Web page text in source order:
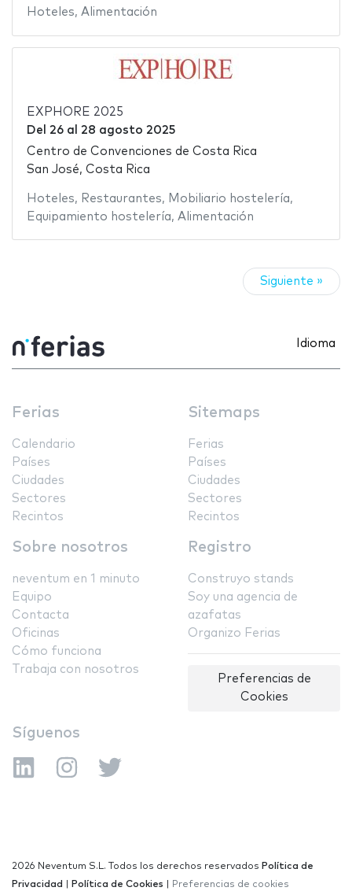
Hoteles, Alimentación
EXPHORE 2025
Del 26al 28 agosto 2025
Centro de Convenciones de Costa Rica
San José, Costa Rica
Hoteles, Restaurantes, Mobiliario hostelería,
Equipamiento hostelería, Alimentación
Siguiente »
Idioma
Ferias
Calendario
Países
Ciudades
Sectores
Recintos
Sitemaps
Ferias
Países
Ciudades
Sectores
Recintos
Sobre nosotros
neventum en 1 minuto
Equipo
Contacta
Oficinas
Cómo funciona
Trabaja con nosotros
Registro
Construyo stands
Soy una agencia de
azafatas
Organizo Ferias
Preferencias de
Cookies
Síguenos
2026 Neventum S.L. Todos los derechos reservados Política de
Privacidad
Política de Cookies Preferencias de cookies